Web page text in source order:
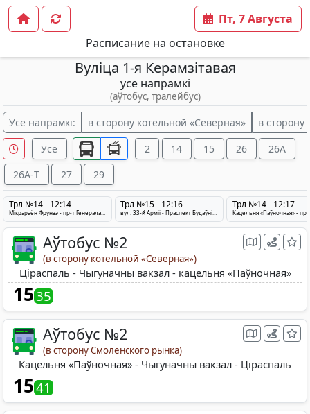
Расписание на остановке
Пт, 7 Августа
Вуліца 1-я Керамзітавая
усе напрамкі
(аўтобус, тралейбус)
Усе напрамкі: в сторону котельной «Северная» в сторону
Усе 2 14 15 26
26A
26A-Т
27 29
Трл №14 - 12:14
Мікрараён Фрунзэ - пр-т Генерала Люднікава - Кацельня «Паўночная»
Трл №15 - 12:16 Трл №14 - 12:17
Аўтобус №2
(в сторону котельной «Северная»)
Ціраспаль - Чыгуначны вакзал - кацельня «Паўночная»
1535
Аўтобус №2
(в сторону Смоленского рынка)
Кацельня «Паўночная» - Чыгуначны вакзал - Ціраспаль
1541